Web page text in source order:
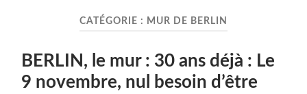
CATÉGORIE : MUR DE BERLIN
BERLIN, le mur : 30 ans déjà : Le
9 novembre, nul besoin d’être